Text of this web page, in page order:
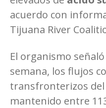
acuerdo con
Tijuana River
El organismo
semana, los flujos
transfronterizos
mantenido entre